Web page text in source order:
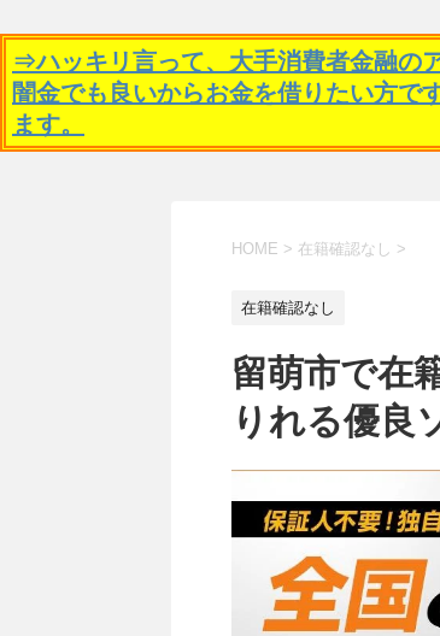
⇒ハッキリ言って、大手消費者金融の
闇金でも良いからお金を借りたい方で
ます。
HOME > 在籍確認なし >
在籍確認なし
留萌市で在
りれる優良